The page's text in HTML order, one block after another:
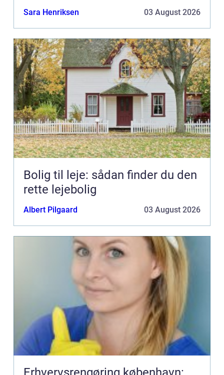
Sara Henriksen 03 August 2026
Bolig til leje: sådan finder du den
rette lejebolig
Albert Pilgaard 03 August 2026